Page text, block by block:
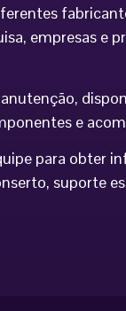
empresas e
e
para obter
suporte